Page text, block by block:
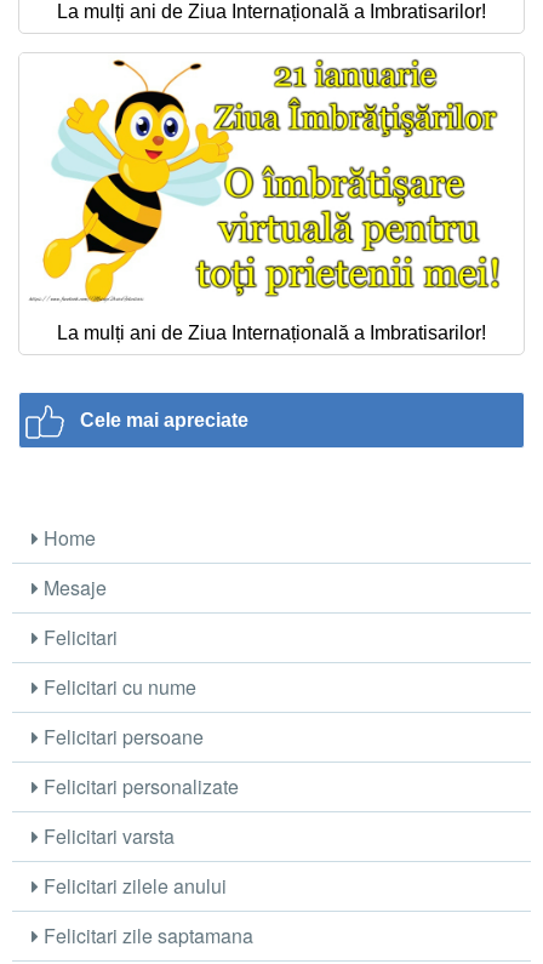
La mulți ani de Ziua Internațională a Imbratisarilor!
La mulți ani de Ziua Internațională a Imbratisarilor!
Cele mai apreciate
Home
Mesaje
Felicitari
Felicitari cu nume
Felicitari persoane
Felicitari personalizate
Felicitari varsta
Felicitari zilele anului
Felicitari zile saptamana